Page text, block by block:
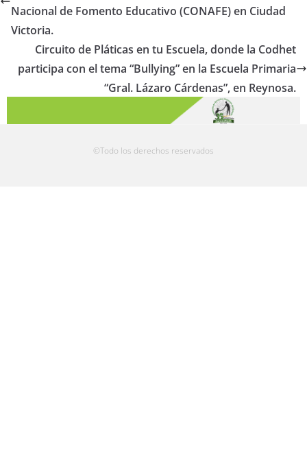
Nacional de Fomento Educativo (CONAFE) en Ciudad
Victoria.
Circuito de Pláticas en tu Escuela, donde la Codhet
participa con el tema “Bullying” en la Escuela Primaria
“Gral. Lázaro Cárdenas”, en Reynosa.
©Todo los derechos reservados